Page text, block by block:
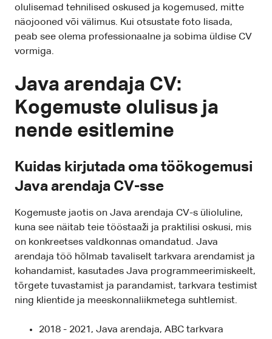
olulisemad tehnilised oskused ja kogemused, mitte
näojooned või välimus. Kui otsustate foto lisada,
peab see olema professionaalne ja sobima üldise CV
vormiga.
Java arendaja CV:
Kogemuste olulisus ja
nende esitlemine
Kuidas kirjutada oma töökogemusi
Java arendaja CV-sse
Kogemuste jaotis on Java arendaja CV-s ülioluline,
kuna see näitab teie tööstaaži ja praktilisi oskusi, mis
on konkreetses valdkonnas omandatud. Java
arendaja töö hõlmab tavaliselt tarkvara arendamist ja
kohandamist, kasutades Java programmeerimiskeelt,
tõrgete tuvastamist ja parandamist, tarkvara testimist
ning klientide ja meeskonnaliikmetega suhtlemist.
2018 - 2021, Java arendaja, ABC tarkvara